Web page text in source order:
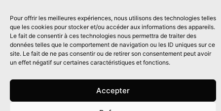
Pour offrir les meilleures expériences, nous utilisons des technologies telles
que les cookies pour stocker et/ou accéder aux informations des appareils.
Le fait de consentir à ces technologies nous permettra de traiter des
données telles que le comportement de navigation ou les ID uniques sur ce
site. Le fait de ne pas consentir ou de retirer son consentement peut avoir
un effet négatif sur certaines caractéristiques et fonctions.
Accepter
Maison d’édition soutenue par la DRAC Auvergne-Rhône-
Alpes et la Région Auvergne-Rhône-Alpes dans le cadre du
Contrat de filière Livre 2024